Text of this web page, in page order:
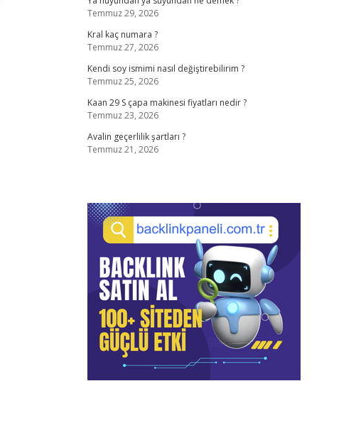
Temmuz 29, 2026
Kral kaç numara ?
Temmuz 27, 2026
Kendi soy ismimi nasıl değiştirebilirim ?
Temmuz 25, 2026
Kaan 29 S çapa makinesi fiyatları nedir ?
Temmuz 23, 2026
Avalin geçerlilik şartları ?
Temmuz 21, 2026